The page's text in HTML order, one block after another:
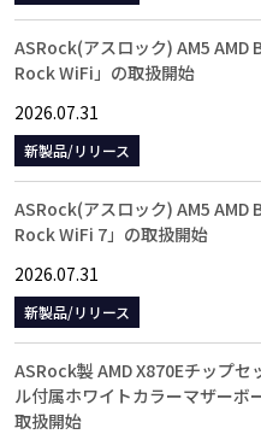
ASRock(アスロック) AM5 AMD
Rock WiFi」の取扱開始
2026.07.31
新製品/リリース
ASRock(アスロック) AM5 AMD
Rock WiFi 7」の取扱開始
2026.07.31
新製品/リリース
ASRock製 AMD X870Eチップ
ル付属ホワイトカラーマザー
取扱開始